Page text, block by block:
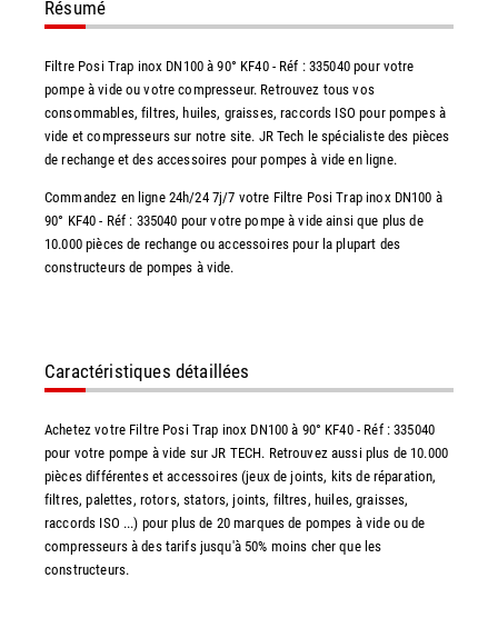
Résumé
Filtre Posi Trap inox DN100 à 90° KF40 - Réf : 335040 pour votre
pompe à vide ou votre compresseur. Retrouvez tous vos
consommables, filtres, huiles, graisses, raccords ISO pour pompes à
vide et compresseurs sur notre site. JR Tech le spécialiste des pièces
de rechange et des accessoires pour pompes à vide en ligne.
Commandez en ligne 24h/24 7j/7 votre Filtre Posi Trap inox DN100 à
90° KF40 - Réf : 335040 pour votre pompe à vide ainsi que plus de
10.000 pièces de rechange ou accessoires pour la plupart des
constructeurs de pompes à vide.
Caractéristiques détaillées
Achetez votre Filtre Posi Trap inox DN100 à 90° KF40 - Réf : 335040
pour votre pompe à vide sur JR TECH. Retrouvez aussi plus de 10.000
pièces différentes et accessoires (jeux de joints, kits de réparation,
filtres, palettes, rotors, stators, joints, filtres, huiles, graisses,
raccords ISO ...) pour plus de 20 marques de pompes à vide ou de
compresseurs à des tarifs jusqu'à 50% moins cher que les
constructeurs.